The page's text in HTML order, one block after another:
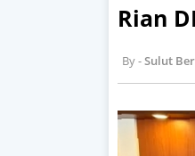
Rian
Sulut